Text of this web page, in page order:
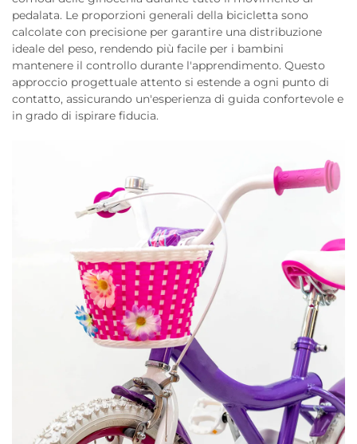
pedalata. Le proporzioni generali della bicicletta sono
calcolate con precisione per garantire una distribuzione
ideale del peso, rendendo più facile per i bambini
mantenere il controllo durante l'apprendimento. Questo
approccio progettuale attento si estende a ogni punto di
contatto, assicurando un'esperienza di guida confortevole e
in grado di ispirare fiducia.